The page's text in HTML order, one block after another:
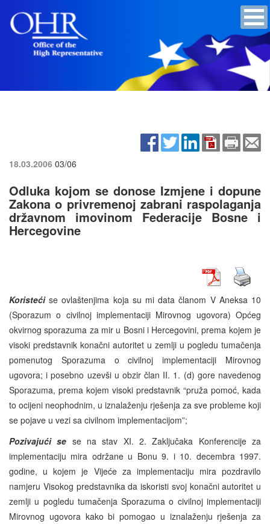
18.03.2006 03/06
Odluka kojom se donose Izmjene i dopune
Zakona o privremenoj zabrani raspolaganja
državnom imovinom Federacije Bosne i
Hercegovine
Koristećise ovlaštenjima koja su mi data članom V Aneksa 10
(Sporazum o civilnoj implementaciji Mirovnog ugovora) Općeg
okvirnog sporazuma za mir u Bosni i Hercegovini, prema kojem je
visoki predstavnik konačni autoritet u zemlji u pogledu tumačenja
pomenutog Sporazuma o civilnoj implementaciji Mirovnog
ugovora; i posebno uzevši u obzir član II. 1. (d) gore navedenog
Sporazuma, prema kojem visoki predstavnik “pruža pomoć, kada
to ocijeni neophodnim, u iznalaženju rješenja za sve probleme koji
se pojave u vezi sa civilnom implementacijom”;
Pozivajući se se na stav XI. 2. Zaključaka Konferencije za
implementaciju mira održane u Bonu 9. i 10. decembra 1997.
godine, u kojem je Vijeće za implementaciju mira pozdravilo
namjeru Visokog predstavnika da iskoristi svoj konačni autoritet u
zemlji u pogledu tumačenja Sporazuma o civilnoj implementaciji
Mirovnog ugovora kako bi pomogao u iznalaženju rješenja za